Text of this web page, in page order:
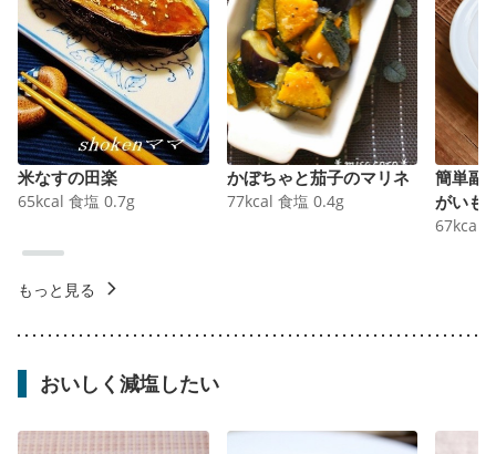
米なすの田楽
65kcal 食塩 0.7g
かぼちゃと茄子のマリネ
77kcal 食塩 0.4g
簡単副
がいも
67kcal
もっと見る
おいしく減塩したい